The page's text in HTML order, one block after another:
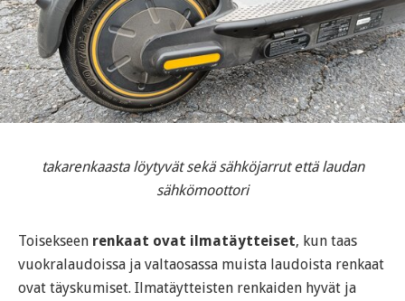
takarenkaasta löytyvät sekä sähköjarrut että laudan
sähkömoottori
Toisekseen renkaat ovat ilmatäytteiset, kun taas
vuokralaudoissa ja valtaosassa muista laudoista renkaat
ovat täyskumiset. Ilmatäytteisten renkaiden hyvät ja